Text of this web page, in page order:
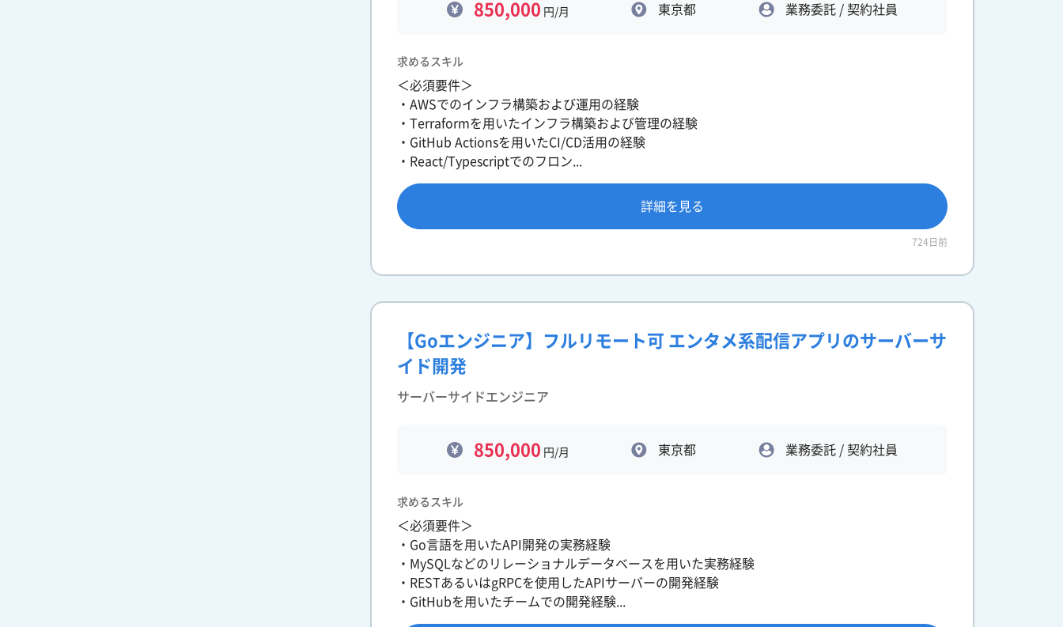
850,000 円/月 東京都 業務委託 / 契約社員
求めるスキル
＜必須要件＞
・AWSでのインフラ構築および運用の経験
・Terraformを用いたインフラ構築および管理の経験
・GitHub Actionsを用いたCI/CD活用の経験
・React/Typescriptでのフロン...
詳細を見る
724日前
【Goエンジニア】フルリモート可 エンタメ系配信アプリのサーバーサ
イド開発
サーバーサイドエンジニア
850,000 円/月 東京都 業務委託 / 契約社員
求めるスキル
＜必須要件＞
・Go言語を用いたAPI開発の実務経験
・MySQLなどのリレーショナルデータベースを用いた実務経験
・RESTあるいはgRPCを使用したAPIサーバーの開発経験
・GitHubを用いたチームでの開発経験...